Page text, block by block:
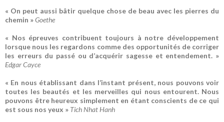
« On peut aussi bâtir quelque chose de beau avec les pierres du
chemin »Goethe
« Nos épreuves contribuent toujours à notre développement
lorsque nous les regardons comme des opportunités de corriger
les erreurs du passé ou d’acquérir sagesse et entendement. »
Edgar Cayce
« En nous établissant dans l’instant présent, nous pouvons voir
toutes les beautés et les merveilles qui nous entourent. Nous
pouvons être heureux simplement en étant conscients de ce qui
est sous nos yeux » Tich Nhat Hanh